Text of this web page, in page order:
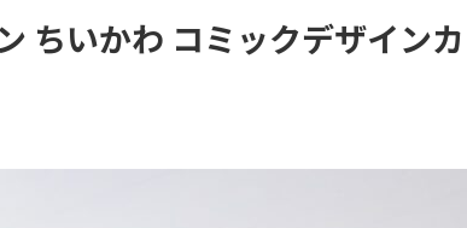
ちいかわ コミックデザイン